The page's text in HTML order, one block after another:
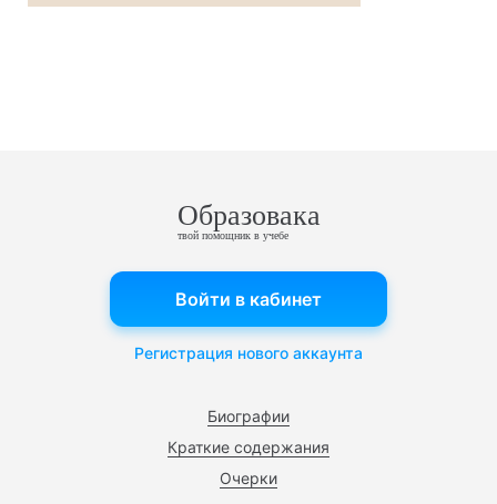
Образовака
твой помощник в учебе
Биографии
Краткие содержания
Очерки
Войти в кабинет
Регистрация нового аккаунта